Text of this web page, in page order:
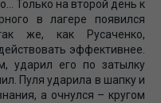
Только на второй день к
в лагере появился
же, как Русаченко,
эффективнее.
ударил его по затылку
Пуля ударила в шапку и
а очнулся – кругом